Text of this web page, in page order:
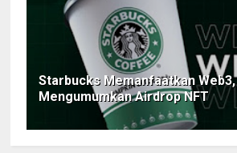
Starbucks Memanfaatkan Web3,
Mengumumkan Airdrop NFT